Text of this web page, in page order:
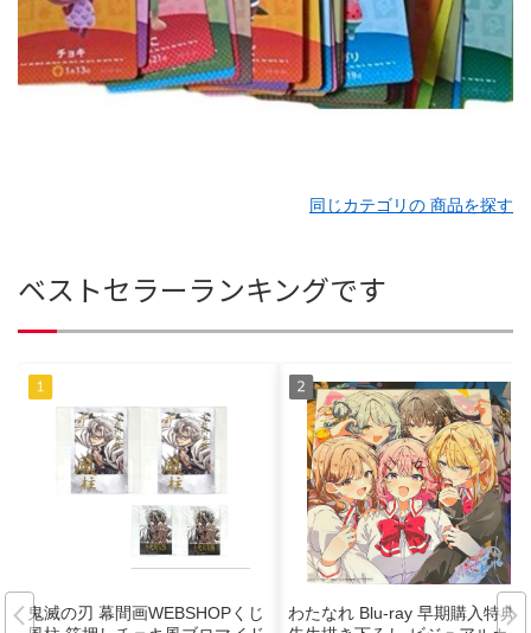
同じカテゴリの 商品を探す
ベストセラーランキングです
鬼滅の刃 幕間画WEBSHOPくじ
わたなれ Blu-ray 早期購入特典